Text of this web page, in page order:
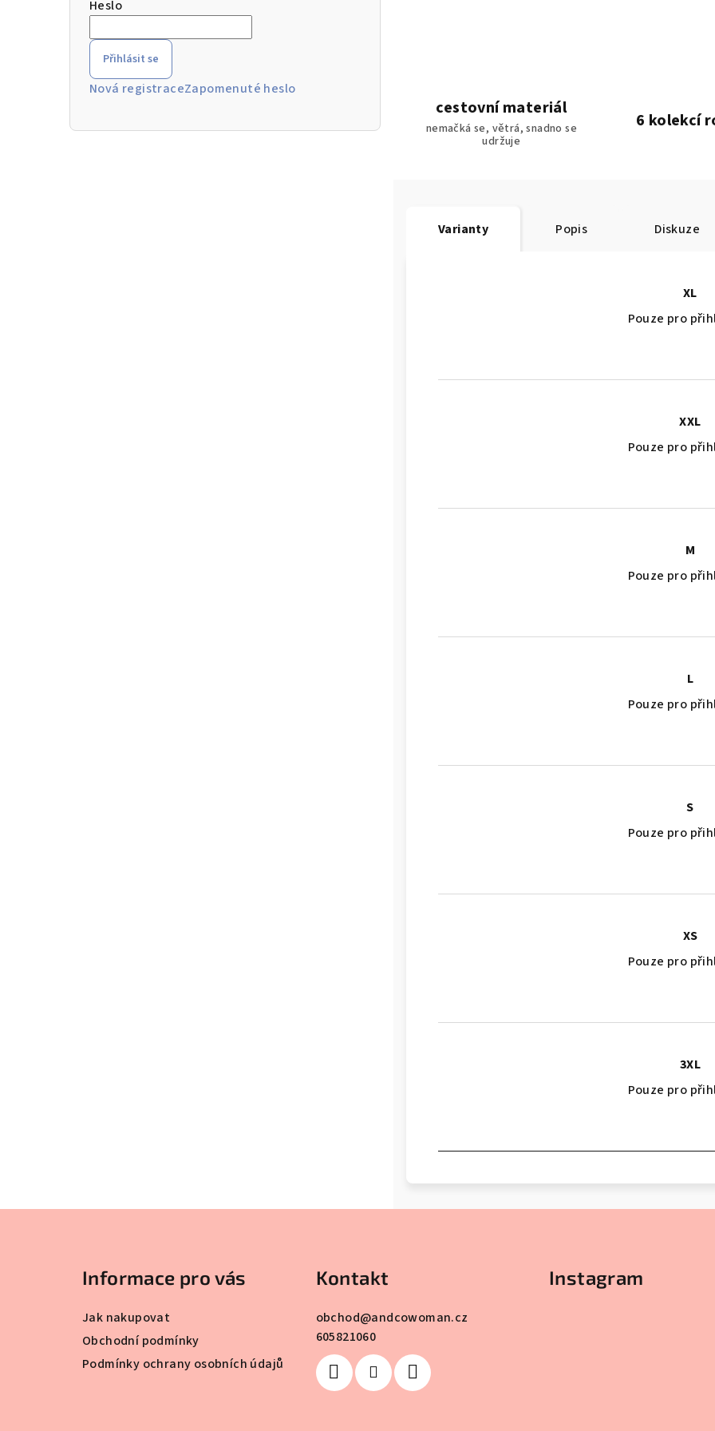
Heslo
Přihlásit se
Nová registraceZapomenuté heslo
cestovní materiál
nemačká se, větrá, snadno se
udržuje
6 kolekcí
Varianty Popis Diskuze
XL
Pouze pro
XXL
Pouze pro
M
Pouze pro
L
Pouze pro
S
Pouze pro
XS
Pouze pro
3XL
Pouze pro
Informace pro vás
Jak nakupovat
Obchodní podmínky
Podmínky ochrany osobních údajů
Kontakt
obchod@andcowoman.cz
605821060
Instagram